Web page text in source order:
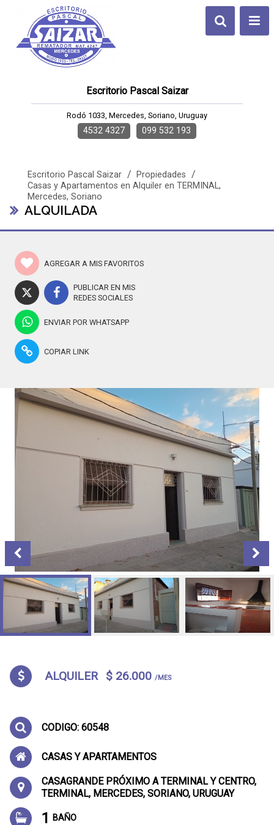
Escritorio Pascal Saizar
Rodó 1033, Mercedes, Soriano, Uruguay
4532 4327 099 532 193
Escritorio Pascal Saizar / Propiedades /
Casas y Apartamentos en Alquiler en TERMINAL,
Mercedes, Soriano
ALQUILADA
AGREGAR A MIS FAVORITOS
PUBLICAR EN MIS
REDES SOCIALES
ENVIAR POR WHATSAPP
COPIAR LINK
ALQUILER $ 26.000 /MES
CODIGO: 60548
CASAS Y APARTAMENTOS
CASAGRANDE PRÓXIMO A TERMINAL Y CENTRO,
TERMINAL, MERCEDES, SORIANO, URUGUAY
1 BAÑO